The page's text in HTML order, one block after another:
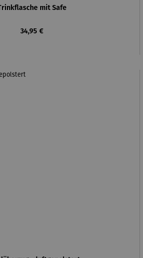
mit Safe
Regulärer Preis:
34,95 €